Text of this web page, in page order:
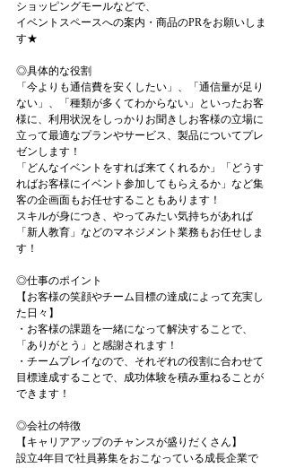
ショッピングモールなどで、
イベントスペースへの案内・商品のPRをお願いしま
す★
◎具体的な役割
「今よりも通信費を安くしたい」、「通信量が足り
ない」、「種類が多くてわからない」といったお客
様に、利用状況をしっかりお聞きしお客様の立場に
立って最適なプランやサービス、製品についてプレ
ゼンします！
「どんなイベントをすれば来てくれるか」「どうす
ればお客様にイベント参加してもらえるか」など集
客の企画面もお任せすることもあります！
スキルが身につき、やってみたい気持ちがあれば
「新人教育」などのマネジメント業務もお任せしま
す！
◎仕事のポイント
【お客様の笑顔やチーム目標の達成によって充実し
た日々】
・お客様の課題を一緒になって解決することで、
「ありがとう」と感謝されます！
・チームプレイなので、それぞれの役割に合わせて
目標達成することで、成功体験を積み重ねることが
できます！
◎会社の特徴
【キャリアアップのチャンスが盛りだくさん】
設立4年目で社員募集をおこなっている成長企業で